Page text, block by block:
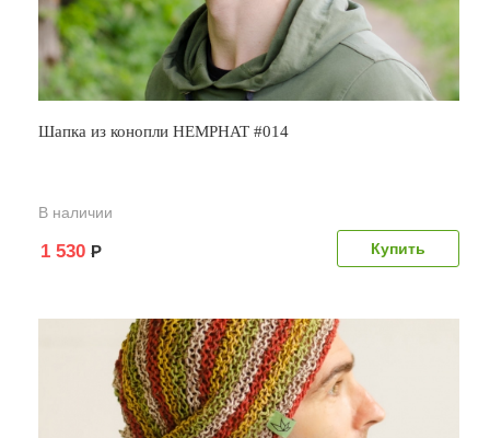
Шапка из конопли HEMPHAT #014
В наличии
1 530 Р